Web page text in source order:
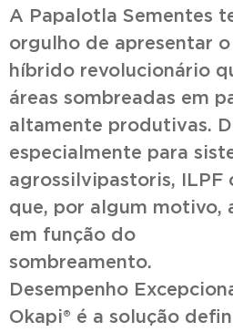
A Papalotla Sementes
orgulho de apresentar o
híbrido revolucionário
áreas sombreadas em
altamente produtivas.
especialmente para
agrossilvipastoris, ILPF
que, por algum motivo,
em função do
Desempenho
Okapi® é a solução